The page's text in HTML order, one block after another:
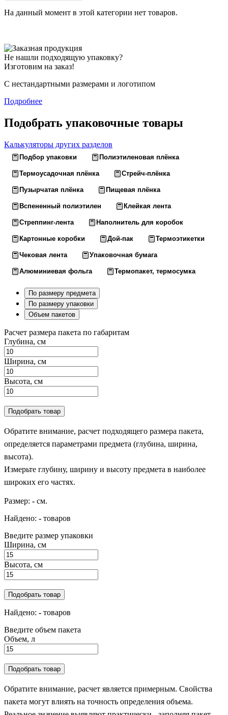
На данный момент в этой категории нет товаров.
Не нашли подходящую упаковку?
Изготовим на заказ!
С нестандартными размерами и логотипом
Подробнее
Подобрать упаковочные товары
Калькуляторы других разделов
Подбор упаковки Полиэтиленовая плёнка
Термоусадочная плёнка Стрейч-плёнка
Пузырчатая плёнка Пищевая плёнка
Вспененный полиэтилен Клейкая лента
Стреппинг-лента Наполнитель для коробок
Картонные коробки Дой-пак Термоэтикетки
Чековая лента Упаковочная бумага
Алюминиевая фольга Термопакет, термосумка
По размеру предмета
По размеру упаковки
Объем пакетов
Расчет размера пакета по габаритам
Глубина, см
Ширина, см
Высота, см
Подобрать товар
Обратите внимание, расчет подходящего размера пакета,
определяется параметрами предмета (глубина, ширина,
высота).
Измерьте глубину, ширину и высоту предмета в наиболее
широких его частях.
Размер: - см.
Найдено: - товаров
Введите размер упаковки
Ширина, см
Высота, см
Подобрать товар
Найдено: - товаров
Введите объем пакета
Объем, л
Подобрать товар
Обратите внимание, расчет является примерным. Свойства
пакета могут влиять на точность определения объема.